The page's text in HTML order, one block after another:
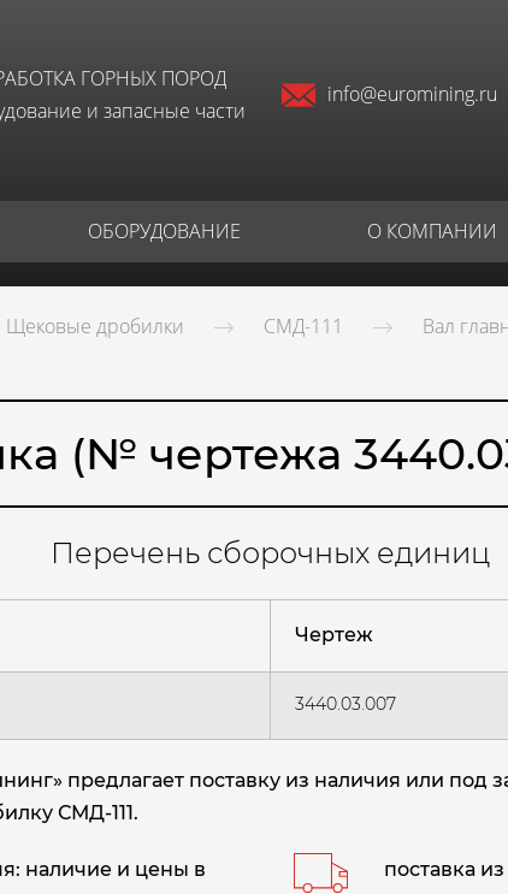
ГОРНЫХ ПОРОД
и запасные части
info@euromining.ru
ОБОРУДОВАНИЕ О КОМПАНИИ
Щековые дробилки СМД-111 Вал
(№ чертежа
Перечень сборочных единиц
Чертеж
3440.03.007
предлагает поставку из наличия или под
СМД-111.
наличие и цены в
поставка